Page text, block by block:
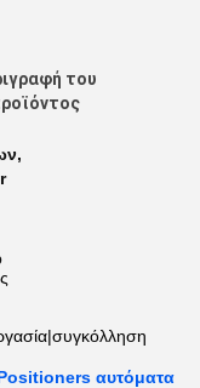
του
,
αυτόματα